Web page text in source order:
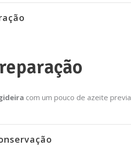
com um pouco de azeite